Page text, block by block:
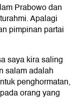
Prabowo dan
Apalagi
pimpinan partai
saya kira saling
salam adalah
penghormatan,
orang yang